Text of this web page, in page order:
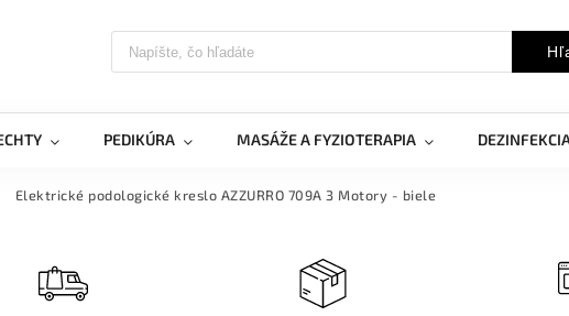
PEDIKÚRA MASÁŽE A FYZIOTERAPIA
Elektrické podologické kreslo AZZURRO 709A 3 Motory - biele